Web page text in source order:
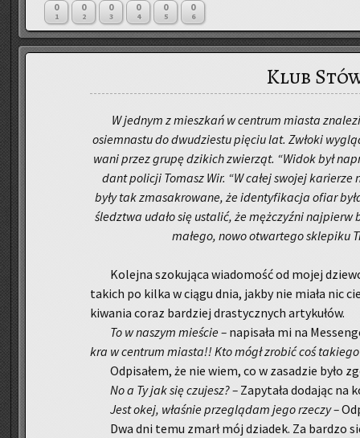
0
1
0
2
0
3
0
4
0
5
0
6
Klub
W jed­nym z miesz­kań w cen­trum mia­sta
osiem­na­stu do dwu­dzie­stu pię­ciu lat. Zwło­ki
wa­ni przez grupę dzi­kich zwie­rząt. “Widok był
dant po­li­cji To­masz Wir. “W całej swo­jej
były tak zma­sa­kro­wa­ne, że iden­ty­fi­ka­cja ofiar
śledz­twa udało się usta­lić, że męż­czyź­ni
ma­łe­go, nowo otwar­te­go skle­pi­ku
Ko­lej­na szo­ku­ją­ca wia­do­mość od mojej
ta­kich po kilka w ciągu dnia, jakby nie miała nic
ki­wa­nia coraz bar­dziej dra­stycz­nych ar­ty­ku­łów.
To w na­szym mie­ście – na­pi­sa­ła mi na
kra w cen­trum mia­sta!! Kto mógł zro­bić coś
Od­pi­sa­łem, że nie wiem, co w za­sa­dzie było
No a Ty jak się czu­jesz? – Za­py­ta­ła do­da­jąc na
Jest okej, wła­śnie prze­glą­dam jego rze­czy –
Dwa dni temu zmarł mój dzia­dek. Za bar­dzo